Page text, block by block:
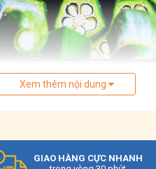
Xem thêm nội dung
GIAO HÀNG CỰC NHANH